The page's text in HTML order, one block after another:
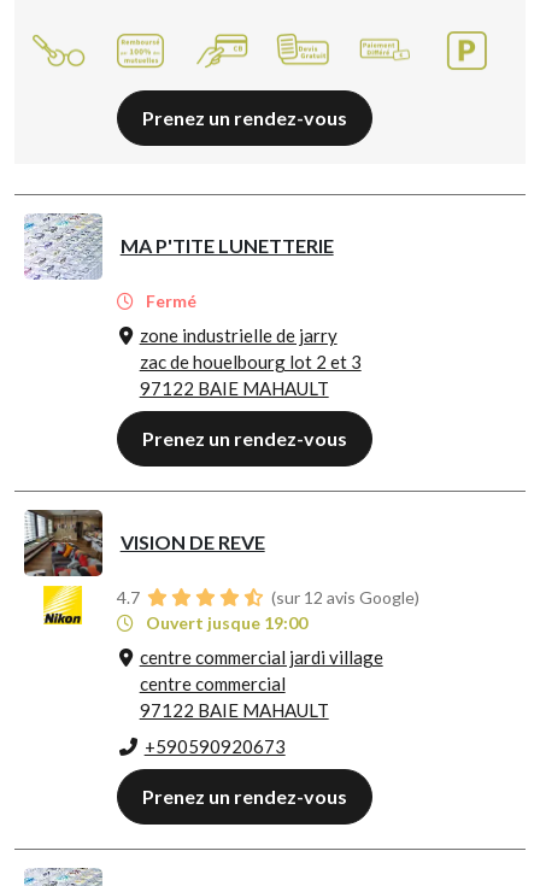
Prenez un rendez-vous
MA P'TITE LUNETTERIE
Fermé
zone industrielle de jarry
zac de houelbourg lot 2 et 3
97122 BAIE MAHAULT
Prenez un rendez-vous
VISION DE REVE
4.7
(sur 12 avis Google)
Ouvert jusque 19:00
centre commercial jardi village
centre commercial
97122 BAIE MAHAULT
+590590920673
Prenez un rendez-vous